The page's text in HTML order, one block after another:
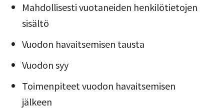
Mahdollisesti vuotaneiden henkilötietojen
sisältö
Vuodon havaitsemisen tausta
Vuodon syy
Toimenpiteet vuodon havaitsemisen
jälkeen